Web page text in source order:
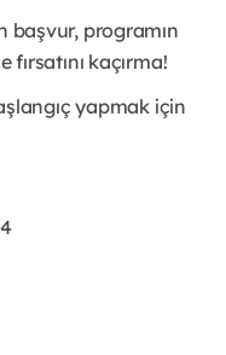
başvur, programın
kaçırma!
yapmak için